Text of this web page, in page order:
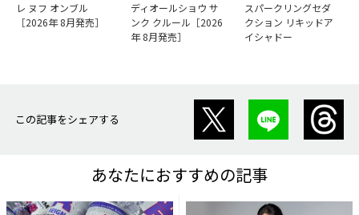
レ ヌフ オンブル
［2026年 8月発売］
ディオールショウ サ
ンク クルール［2026
年 8月発売］
スパークリングセダ
クション リキッドア
イシャドー
この記事をシェアする
あなたにおすすめの記事